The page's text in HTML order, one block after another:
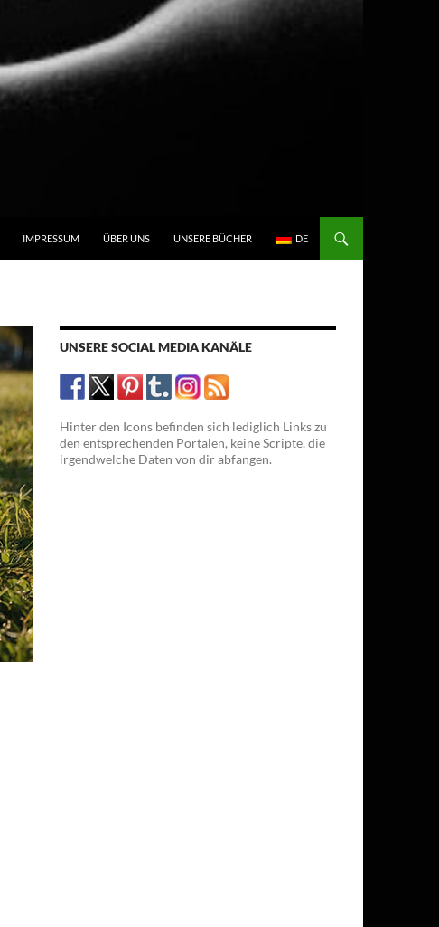
IMPRESSUM ÜBER UNS UNSERE BÜCHER DE
UNSERE SOCIAL MEDIA KANÄLE
Hinter den Icons befinden sich lediglich Links zu
den entsprechenden Portalen, keine Scripte, die
irgendwelche Daten von dir abfangen.